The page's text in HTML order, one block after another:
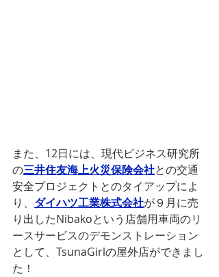
また、12日には、現代ビジネス研究所
の三井住友海上火災保険会社との交通
安全プロジェクトとのタイアップによ
り、 ダイハツ工業株式会社が９月に売
り出したNibakoという店舗用車両のリ
ースサービスのデモンストレーション
として、TsunaGirlの屋外店ができまし
た！